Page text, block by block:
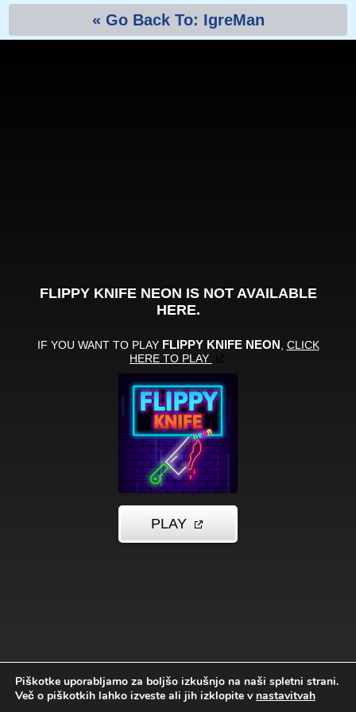
« Go Back To: IgreMan
Piškotke uporabljamo za boljšo izkušnjo na naši spletni strani.
Več o piškotkih lahko izveste ali jih izklopite v nastavitvah